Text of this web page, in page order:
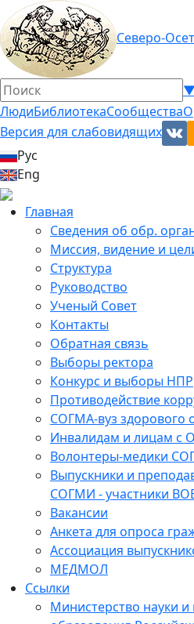
Северо-
▼
ЛюдиБиблиотекаСообщества
Версия для слабовидящих
Рус
Eng
Главная
Сведения об обр.
Миссия, видение и
Структура
Руководство
Ученый Совет
Контакты
Обратная связь
Выборы ректора
Конкурс и выборы НПР
Противодействие
СОГМА-вуз здорового
Инвалидам и лицам с
Волонтеры-медики
Выпускники и
СОГМИ - участники
Вакансии
Анкета для опроса
Ассоциация
МЕДМОЛ
Ссылки
Министерство науки